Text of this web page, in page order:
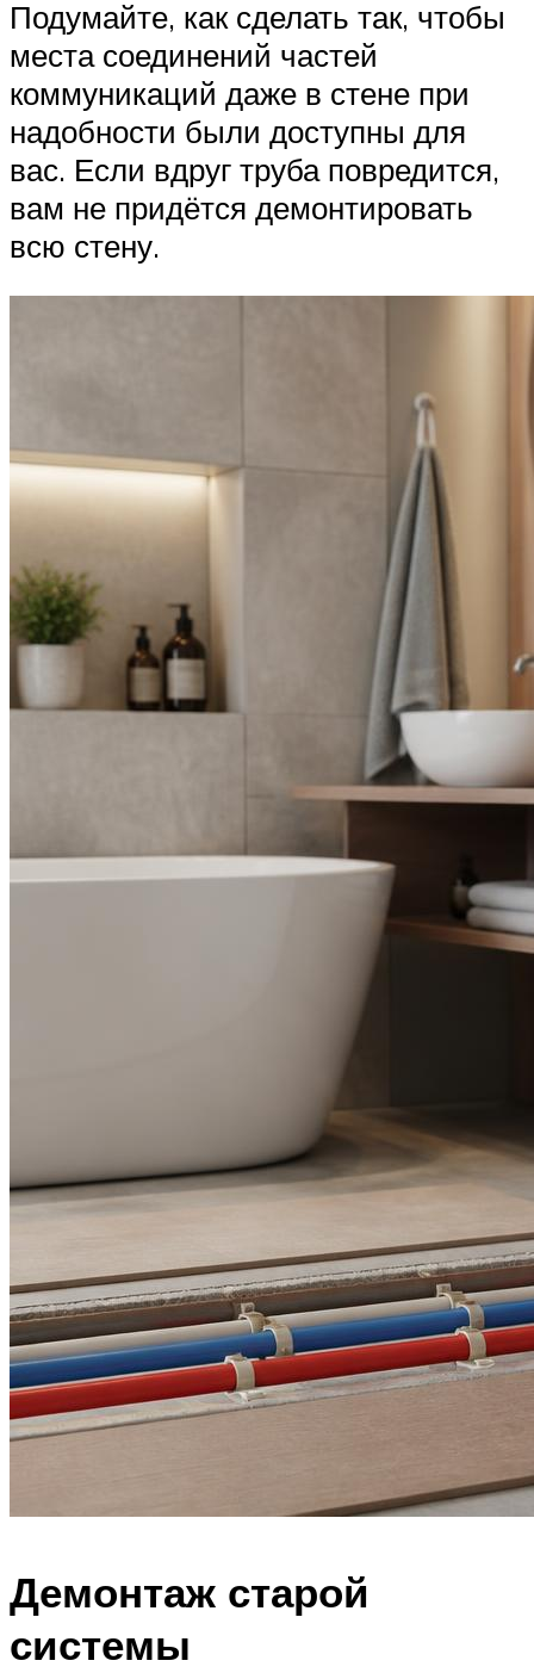
Подумайте, как сделать так, чтобы
места соединений частей
коммуникаций даже в стене при
надобности были доступны для
вас. Если вдруг труба повредится,
вам не придётся демонтировать
всю стену.
Демонтаж старой
системы